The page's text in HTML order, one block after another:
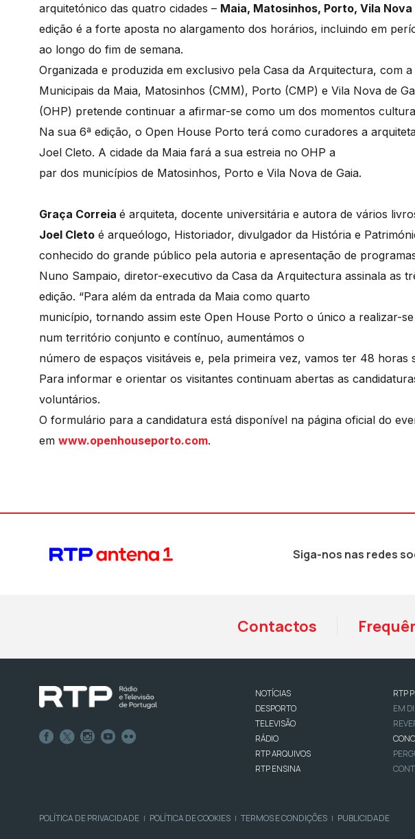
arquitetónico das quatro cidades – Maia, Matosinhos, Porto, Vila Nova
edição é a forte aposta no alargamento dos horários, incluindo em
ao longo do fim de semana.
Organizada e produzida em exclusivo pela Casa da Arquitectura, com
Municipais da Maia, Matosinhos (CMM), Porto (CMP) e Vila Nova de
(OHP) pretende continuar a afirmar-se como um dos momentos
Na sua 6ª edição, o Open House Porto terá como curadores a
Joel Cleto. A cidade da Maia fará a sua estreia no OHP a
par dos municípios de Matosinhos, Porto e Vila Nova de Gaia.
Graça Correia é arquiteta, docente universitária e autora de vários
Joel Cleto é arqueólogo, Historiador, divulgador da História e
conhecido do grande público pela autoria e apresentação de
Nuno Sampaio, diretor-executivo da Casa da Arquitectura assinala as
edição. “Para além da entrada da Maia como quarto
município, tornando assim este Open House Porto o único a realizar-
num território conjunto e contínuo, aumentámos o
número de espaços visitáveis e, pela primeira vez, vamos ter 48 horas
Para informar e orientar os visitantes continuam abertas as
voluntários.
O formulário para a candidatura está disponível na página oficial do
em www.openhouseporto.com.
Siga-nos nas redes
Contactos
NOTÍCIAS
DESPORTO
TELEVISÃO
RÁDIO
RTP ARQUIVOS
RTP ENSINA
RTP
EM
POLÍTICA DE PRIVACIDADE | POLÍTICA DE COOKIES | TERMOS E CONDIÇÕES | PUBLICIDADE